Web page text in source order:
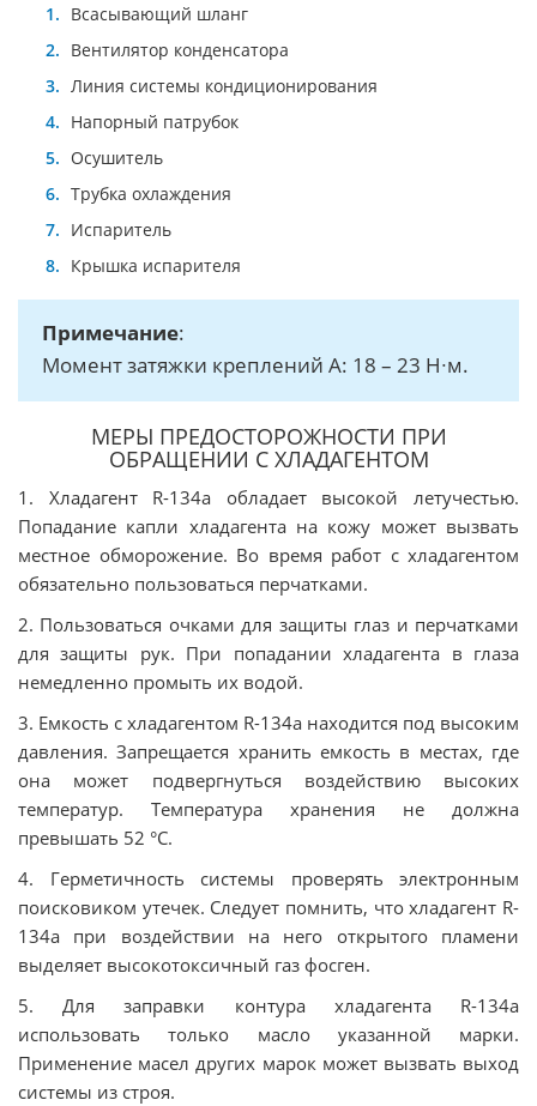
Всасывающий шланг
Вентилятор конденсатора
Линия системы кондиционирования
Напорный патрубок
Осушитель
Трубка охлаждения
Испаритель
Крышка испарителя
Примечание:
Момент затяжки креплений А: 18 – 23 Н∙м.
МЕРЫ ПРЕДОСТОРОЖНОСТИ ПРИ
ОБРАЩЕНИИ С ХЛАДАГЕНТОМ
1. Хладагент R-134а обладает высокой летучестью.
Попадание капли хладагента на кожу может вызвать
местное обморожение. Во время работ с хладагентом
обязательно пользоваться перчатками.
2. Пользоваться очками для защиты глаз и перчатками
для защиты рук. При попадании хладагента в глаза
немедленно промыть их водой.
3. Емкость с хладагентом R-134а находится под высоким
давления. Запрещается хранить емкость в местах, где
она может подвергнуться воздействию высоких
температур. Температура хранения не должна
превышать 52 °C.
4. Герметичность системы проверять электронным
поисковиком утечек. Следует помнить, что хладагент R-
134а при воздействии на него открытого пламени
выделяет высокотоксичный газ фосген.
5. Для заправки контура хладагента R-134а
использовать только масло указанной марки.
Применение масел других марок может вызвать выход
системы из строя.